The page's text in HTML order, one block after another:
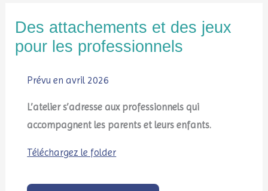
Des attachements et des jeux
pour les professionnels
Prévu en avril 2026
L’atelier s’adresse aux professionnels qui
accompagnent les parents et leursenfants.
Téléchargez le folder